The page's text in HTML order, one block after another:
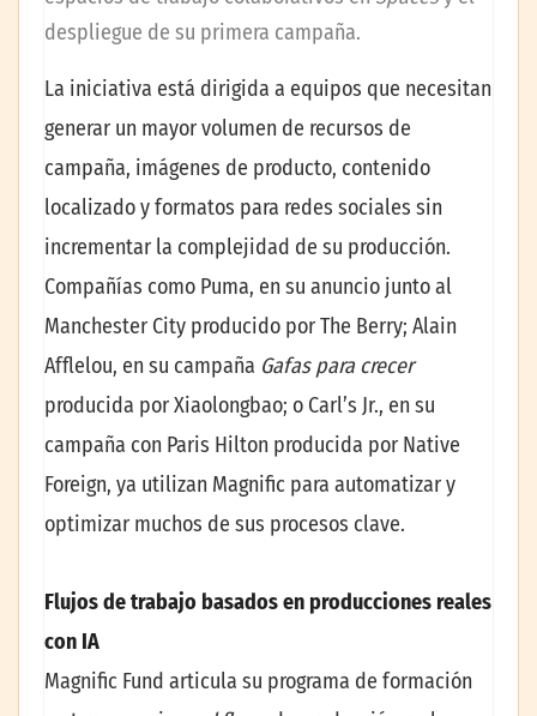
despliegue de su primera campaña.
La iniciativa está dirigida a equipos que necesitan
generar un mayor volumen de recursos de
campaña, imágenes de producto, contenido
localizado y formatos para redes sociales sin
incrementar la complejidad de su producción.
Compañías como Puma, en su anuncio junto al
Manchester City producido por The Berry; Alain
Afflelou, en su campaña Gafas para crecer
producida por Xiaolongbao; o Carl’s Jr., en su
campaña con Paris Hilton producida por Native
Foreign, ya utilizan Magnific para automatizar y
optimizar muchos de sus procesos clave.
Flujos de trabajo basados en producciones reales
con IA
Magnific Fund articula su programa de formación